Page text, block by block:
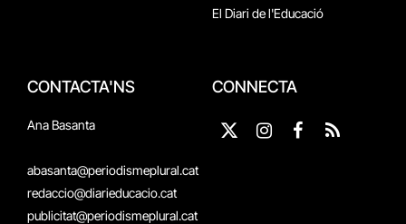
El Diari de l'Educació
CONTACTA'NS
Ana Basanta
abasanta@periodismeplural.cat
redaccio@diarieducacio.cat
publicitat@periodismeplural.cat
CONNECTA
X
Instagram
Facebook
RSS